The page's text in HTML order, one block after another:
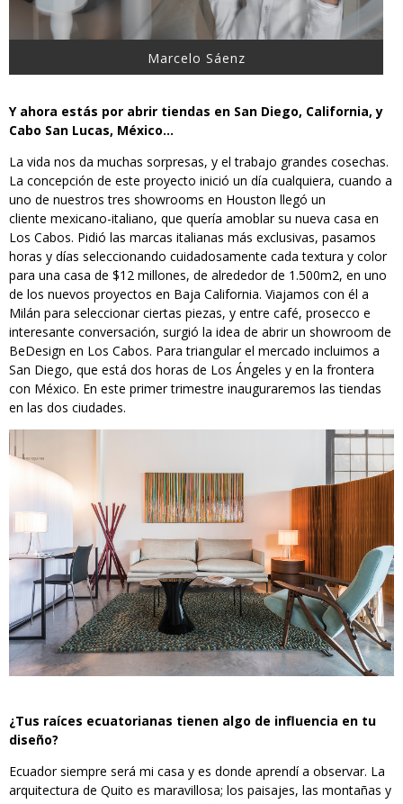
Marcelo Sáenz
Y ahora estás por abrir tiendas en San Diego, California, y
Cabo San Lucas, México…
La vida nos da muchas sorpresas, y el trabajo grandes cosechas.
La concepción de este proyecto inició un día cualquiera, cuando a
uno de nuestros tres showrooms en Houston llegó un
cliente mexicano-italiano, que quería amoblar su nueva casa en
Los Cabos. Pidió las marcas italianas más exclusivas, pasamos
horas y días seleccionando cuidadosamente cada textura y color
para una casa de $12 millones, de alrededor de 1.500m2, en uno
de los nuevos proyectos en Baja California. Viajamos con él a
Milán para seleccionar ciertas piezas, y entre café, prosecco e
interesante conversación, surgió la idea de abrir un showroom de
BeDesign en Los Cabos. Para triangular el mercado incluimos a
San Diego, que está dos horas de Los Ángeles y en la frontera
con México. En este primer trimestre inauguraremos las tiendas
en las dos ciudades.
¿Tus raíces ecuatorianas tienen algo de influencia en tu
diseño?
Ecuador siempre será mi casa y es donde aprendí a observar. La
arquitectura de Quito es maravillosa; los paisajes, las montañas y